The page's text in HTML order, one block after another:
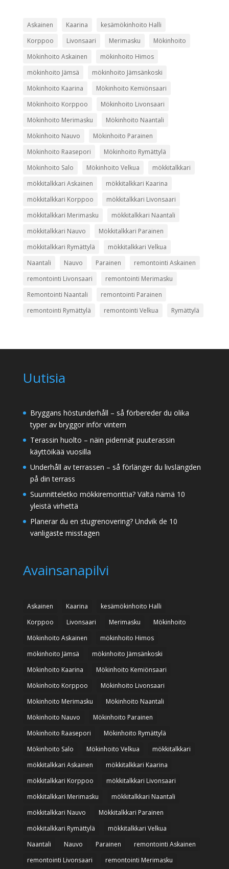
Askainen Kaarina
kesämökinhoito Halli
Korppoo
Livonsaari Merimasku
Mökinhoito
Mökinhoito Askainen
mökinhoito Himos
mökinhoito Jämsä
mökinhoito Jämsänkoski
Mökinhoito Kaarina
Mökinhoito Kemiönsaari
Mökinhoito Korppoo
Mökinhoito Livonsaari
Mökinhoito Merimasku
Mökinhoito Naantali
Mökinhoito Nauvo
Mökinhoito Parainen
Mökinhoito Raasepori
Mökinhoito Rymättylä
Mökinhoito Salo
Mökinhoito Velkua
mökkitalkkari
mökkitalkkari Askainen
mökkitalkkari Kaarina
mökkitalkkari Korppoo
mökkitalkkari Livonsaari
mökkitalkkari Merimasku
mökkitalkkari Naantali
mökkitalkkari Nauvo
Mökkitalkkari Parainen
mökkitalkkari Rymättylä
mökkitalkkari Velkua
Naantali
Nauvo Parainen
remontointi Askainen
remontointi Livonsaari
remontointi Merimasku
Remontointi Naantali
remontointi Parainen
remontointi Rymättylä
remontointi Velkua Rymättylä
Uutisia
Bryggans höstunderhåll – så förbereder du olika
typer av bryggor inför vintern
Terassin huolto – näin pidennät puuterassin
käyttöikää vuosilla
Underhåll av terrassen – så förlänger du livslängden
på din terrass
Suunnitteletko mökkiremonttia? Vältä nämä 10
yleistä virhettä
Planerar du en stugrenovering? Undvik de 10
vanligaste misstagen
Avainsanapilvi
Askainen Kaarina
kesämökinhoito Halli
Korppoo
Livonsaari Merimasku
Mökinhoito
Mökinhoito Askainen
mökinhoito Himos
mökinhoito Jämsä
mökinhoito Jämsänkoski
Mökinhoito Kaarina
Mökinhoito Kemiönsaari
Mökinhoito Korppoo
Mökinhoito Livonsaari
Mökinhoito Merimasku
Mökinhoito Naantali
Mökinhoito Nauvo
Mökinhoito Parainen
Mökinhoito Raasepori
Mökinhoito Rymättylä
Mökinhoito Salo
Mökinhoito Velkua
mökkitalkkari
mökkitalkkari Askainen
mökkitalkkari Kaarina
mökkitalkkari Korppoo
mökkitalkkari Livonsaari
mökkitalkkari Merimasku
mökkitalkkari Naantali
mökkitalkkari Nauvo
Mökkitalkkari Parainen
mökkitalkkari Rymättylä
mökkitalkkari Velkua
Naantali
Nauvo Parainen
remontointi Askainen
remontointi Livonsaari
remontointi Merimasku